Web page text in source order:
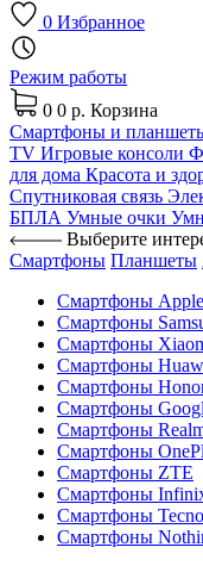
0 Избранное
Режим работы
0 0 р. Корзина
Смартфоны и
TV Игровые консоли
для дома Красота и
Спутниковая связь
БПЛА Умные очки
Выберите
Смартфоны Планшеты
Смартфоны Apple
Смартфоны
Смартфоны
Смартфоны
Смартфоны
Смартфоны
Смартфоны
Смартфоны
Смартфоны ZTE
Смартфоны
Смартфоны Tecno
Смартфоны